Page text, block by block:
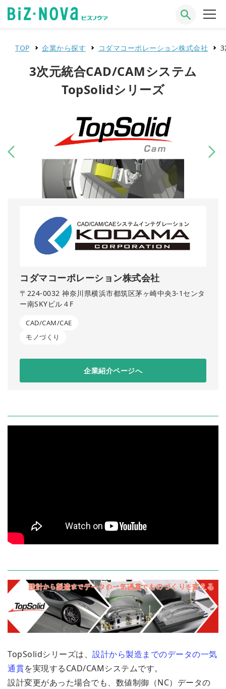
TOP 企業から探す コダマコーポレーション株式会社
コダマコーポレーション株式会社
〒224-0032 神奈川県横浜市都筑区茅ヶ崎中央3-1センタ
ー南SKYビル４F
CAD/CAM/CAE
モノづくり
企業紹介ページへ
3次元統合CAD/CAMシステム
TopSolidシリーズ
TopSolidシリーズは、 設計から製造までのデータの一気
通貫を実現するCAD/CAMシステムです。
設計変更があった場合でも、数値制御（NC）データの